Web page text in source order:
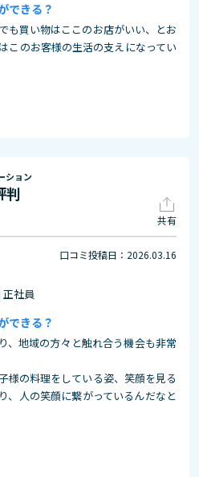
できる？
も買い物はここのお店がいい、とお
このお客様の生活の支えになってい
ション
判
共有
口コミ投稿日：2026.03.16
正社員
できる？
、地域の方々と触れ合う機会も非常
様の料理をしている姿、笑顔を見る
、人の笑顔に繋がっているんだなと